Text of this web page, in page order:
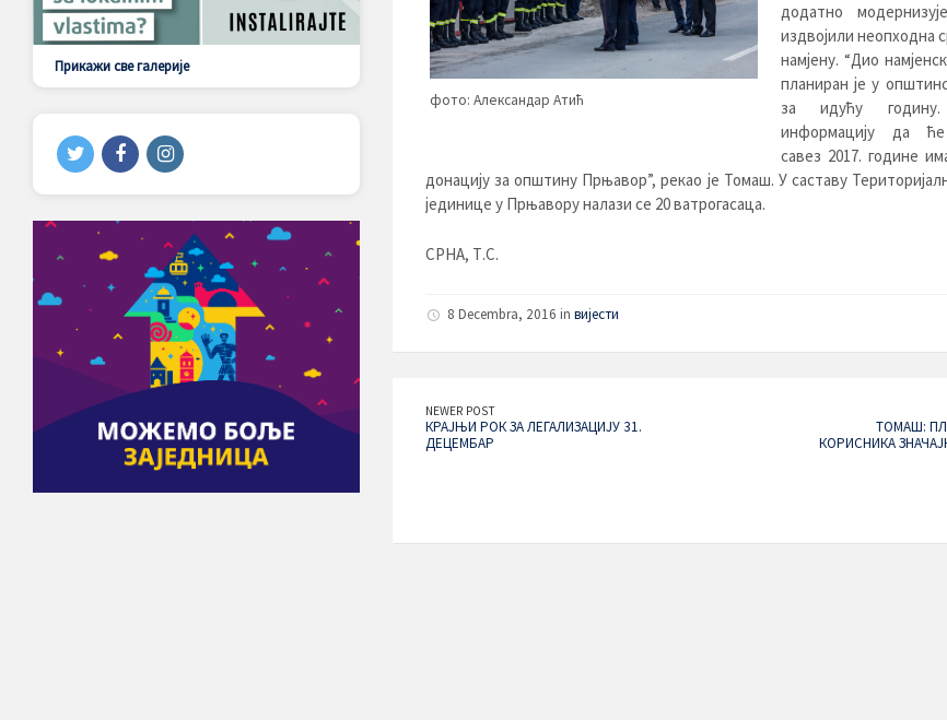
фото: Александар Атић
додатно
издвојили неопходна
намјену. “Дио
планиран је у
за идућу
информацију да ће
савез 2017. године
донацију за општину Прњавор”, рекао је Томаш. У саставу
јединице у Прњавору налази се 20 ватрогасаца.
СРНА, Т.С.
8 Decembra, 2016 in вијести
NEWER POST
КРАЈЊИ РОК ЗА ЛЕГАЛИЗАЦИЈУ 31.
ДЕЦЕМБАР
ТОМАШ:
КОРИСНИКА
Прикажи све галерије